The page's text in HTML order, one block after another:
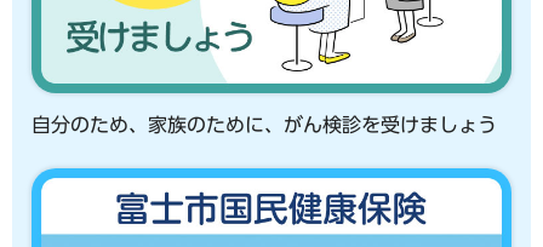
自分のため、家族のために、がん検診を受けましょう